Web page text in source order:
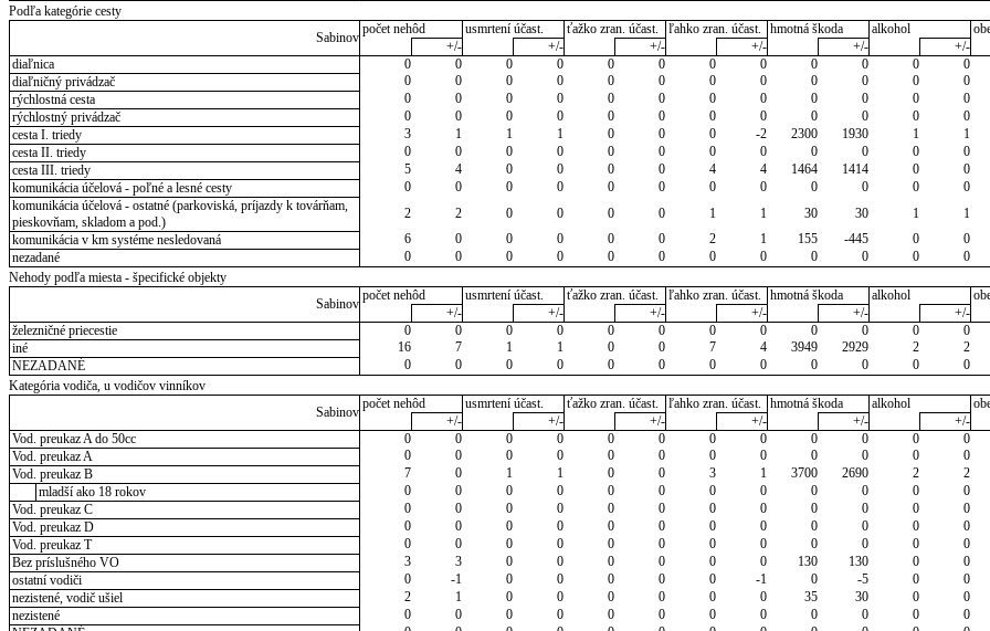
Podľa kategórie cesty
Sabinov
počet nehôd usmrtení účast. ťažko zran. účast. ľahko zran. účast. hmotná škoda alkohol
+/-
+/- +/- +/- +/- +/-
diaľnica
0 0 0 0 0 0 0 0 0 0 0 0
diaľničný privádzač
0 0 0 0 0 0 0 0 0 0 0 0
rýchlostná cesta
0 0 0 0 0 0 0 0 0 0 0 0
rýchlostný privádzač
0 0 0 0 0 0 0 0 0 0 0 0
cesta I. triedy
3 1 1 1 0 0 0 -2 2300 1930 1 1
cesta II. triedy
0 0 0 0 0 0 0 0 0 0 0 0
cesta III. triedy
5 4 0 0 0 0 4 4 1464 1414 0 0
komunikácia účelová - poľné a lesné cesty
0 0 0 0 0 0 0 0 0 0 0 0
komunikácia účelová - ostatné (parkoviská, príjazdy k továrňam,
pieskovňam, skladom a pod.)
2 2 0 0 0 0 1 1 30 30 1 1
komunikácia v km systéme nesledovaná
6 0 0 0 0 0 2 1 155 -445 0 0
nezadané
0 0 0 0 0 0 0 0 0 0 0 0
Nehody podľa miesta - špecifické objekty
Sabinov
počet nehôd usmrtení účast. ťažko zran. účast. ľahko zran. účast. hmotná škoda alkohol
+/-
+/- +/- +/- +/- +/-
železničné priecestie
0 0 0 0 0 0 0 0 0 0 0 0
iné
16 7 1 1 0 0 7 4 3949 2929 2 2
NEZADANÉ
0 0 0 0 0 0 0 0 0 0 0 0
Kategória vodiča, u vodičov vinníkov
Sabinov
počet nehôd usmrtení účast. ťažko zran. účast. ľahko zran. účast. hmotná škoda alkohol
+/-
+/- +/- +/- +/- +/-
Vod. preukaz A do 50cc
0 0 0 0 0 0 0 0 0 0 0 0
Vod. preukaz A
0 0 0 0 0 0 0 0 0 0 0 0
Vod. preukaz B
7 0 1 1 0 0 3 1 3700 2690 2 2
mladší ako 18 rokov
0 0 0 0 0 0 0 0 0 0 0 0
Vod. preukaz C
0 0 0 0 0 0 0 0 0 0 0 0
Vod. preukaz D
0 0 0 0 0 0 0 0 0 0 0 0
Vod. preukaz T
0 0 0 0 0 0 0 0 0 0 0 0
Bez príslušného VO
3 3 0 0 0 0 0 0 130 130 0 0
ostatní vodiči
0 -1 0 0 0 0 0 -1 0 -5 0 0
nezistené, vodič ušiel
2 1 0 0 0 0 0 0 35 30 0 0
nezistené
0 0 0 0 0 0 0 0 0 0 0 0